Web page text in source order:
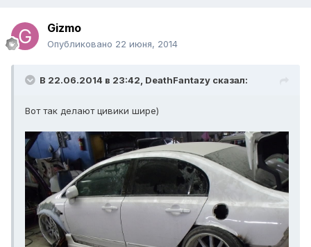
Gizmo
Опубликовано 22 июня, 2014
В 22.06.2014 в 23:42, DeathFantazy сказал:
Вот так делают цивики шире)